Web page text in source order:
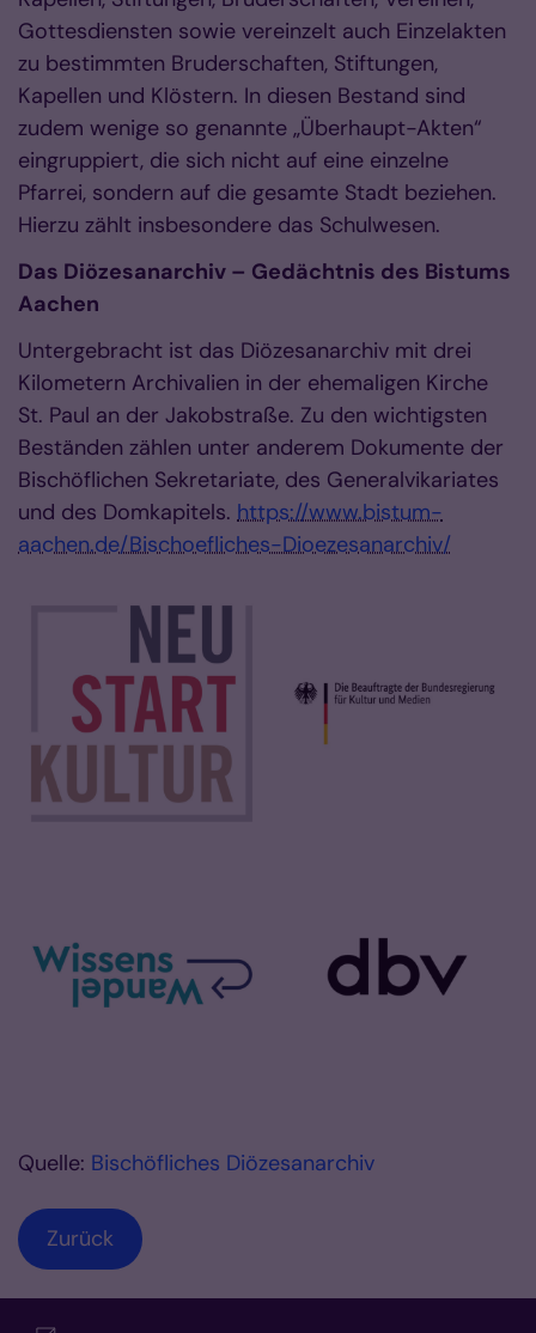
Gottesdiensten sowie vereinzelt auch Einzelakten
zu bestimmten Bruderschaften, Stiftungen,
Kapellen und Klöstern. In diesen Bestand sind
zudem wenige so genannte „Überhaupt-Akten“
eingruppiert, die sich nicht auf eine einzelne
Pfarrei, sondern auf die gesamte Stadt beziehen.
Hierzu zählt insbesondere das Schulwesen.
Das Diözesanarchiv – Gedächtnis des Bistums
Aachen
Untergebracht ist das Diözesanarchiv mit drei
Kilometern Archivalien in der ehemaligen Kirche
St. Paul an der Jakobstraße. Zu den wichtigsten
Beständen zählen unter anderem Dokumente der
Bischöflichen Sekretariate, des Generalvikariates
und des Domkapitels. https://www.bistum-
aachen.de/Bischoefliches-Dioezesanarchiv/
Quelle: Bischöfliches Diözesanarchiv
Zurück